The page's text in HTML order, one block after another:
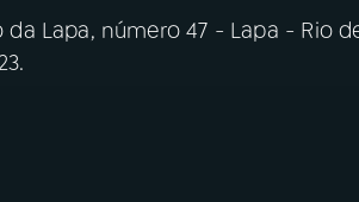
Lapa, número 47 - Lapa - Rio